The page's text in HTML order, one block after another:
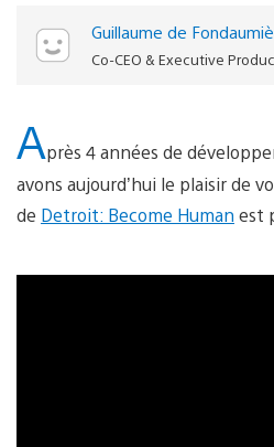
Guillaume de
Co-CEO & Executive
Après 4 années de
avons aujourd’hui le plaisir de
de Detroit: Become Human est